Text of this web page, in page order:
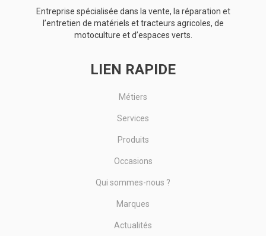
Entreprise spécialisée dans la vente, la réparation et
l’entretien de matériels et tracteurs agricoles, de
motoculture et d’espaces verts.
LIEN RAPIDE
Métiers
Services
Produits
Occasions
Qui sommes-nous ?
Marques
Actualités